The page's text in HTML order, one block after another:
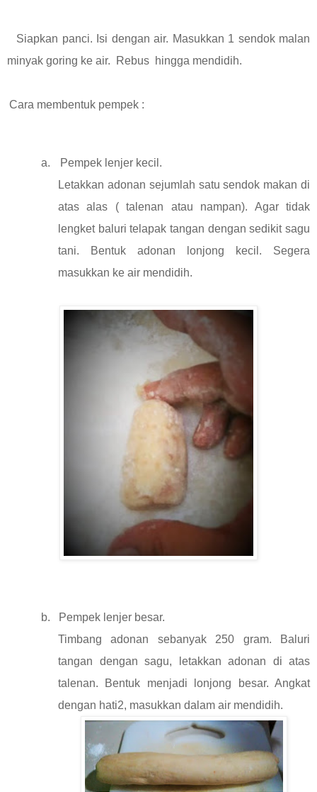
Siapkan panci. Isi dengan air. Masukkan 1 sendok malan
minyak goring ke air.
Rebus hingga mendidih.
Cara membentuk pempek :
a.
Pempek lenjer kecil.
Letakkan adonan sejumlah satu sendok makan di
atas alas ( talenan atau nampan). Agar tidak
lengket baluri telapak tangan dengan sedikit sagu
tani. Bentuk adonan lonjong kecil. Segera
masukkan ke air mendidih.
b.
Pempek lenjer besar.
Timbang adonan sebanyak 250 gram. Baluri
tangan dengan sagu, letakkan adonan di atas
talenan. Bentuk menjadi lonjong besar. Angkat
dengan hati2, masukkan dalam air mendidih.